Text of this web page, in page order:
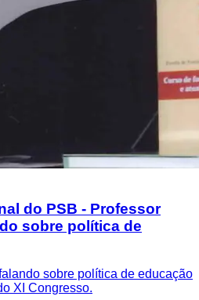
do PSB - Professor
sobre política de
sobre política de educação
XI Congresso.